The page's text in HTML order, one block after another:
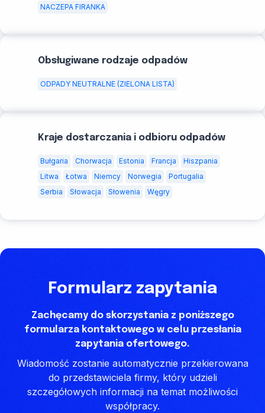
NACZEPA FIRANKA
Obsługiwane rodzaje odpadów
ODPADY NEUTRALNE (ZIELONA LISTA)
Kraje dostarczania i odbioru odpadów
Bułgaria Chorwacja Estonia Francja
Hiszpania
Litwa
Łotwa Niemcy Norwegia
Portugalia
Serbia
Słowacja Słowenia Węgry
Formularz zapytania
Zachęcamy do skorzystania z poniższego
formularza kontaktowego w celu przesłania
zapytania ofertowego.
Wiadomość zostanie automatycznie przekierowana
do przedstawiciela firmy, który udzieli
szczegółowych informacji na temat możliwości
współpracy.